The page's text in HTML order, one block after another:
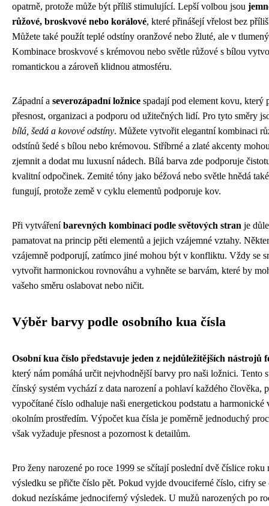
opatrně, protože může být příliš stimulující. Lepší volbou jsou
růžové, broskvové nebo korálové, které přinášejí vřelost bez
Můžete také použít teplé odstíny oranžové nebo žluté, ale v
Kombinace broskvové s krémovou nebo světle růžové s bílou
romantickou a zároveň klidnou atmosféru.
Západní a severozápadní ložnice spadají pod element kovu, který
přesnost, organizaci a podporu od užitečných lidí. Pro tyto směry
bílá, šedá a kovové odstíny. Můžete vytvořit elegantní kombinaci
odstínů šedé s bílou nebo krémovou. Stříbrné a zlaté akcenty
zjemnit a dodat mu luxusní nádech. Bílá barva zde podporuje
kvalitní odpočinek. Zemité tóny jako béžová nebo světle hnědá
fungují, protože země v cyklu elementů podporuje kov.
Při vytvářeníbarevných kombinací podle světových stran je
pamatovat na princip pěti elementů a jejich vzájemné vztahy.
vzájemně podporují, zatímco jiné mohou být v konfliktu. Vždy se
vytvořit harmonickou rovnováhu a vyhněte se barvám, které by
vašeho směru oslabovat nebo ničit.
Výběr barvy podle osobního kua čísla
Osobní kua číslo představuje jeden z nejdůležitějších nástrojů
který nám pomáhá určit nejvhodnější barvy pro naši ložnici. Tento
čínský systém vychází z data narození a pohlaví každého člověka,
vypočítané číslo odhaluje naši energetickou podstatu a harmonické
okolním prostředím. Výpočet kua čísla je poměrně jednoduchý
však vyžaduje přesnost a pozornost k detailům.
Pro ženy narozené po roce 1999 se sčítají poslední dvě číslice roku
výsledku se přičte číslo pět. Pokud vyjde dvouciferné číslo, cifry se
dokud nezískáme jednociferný výsledek. U mužů narozených po